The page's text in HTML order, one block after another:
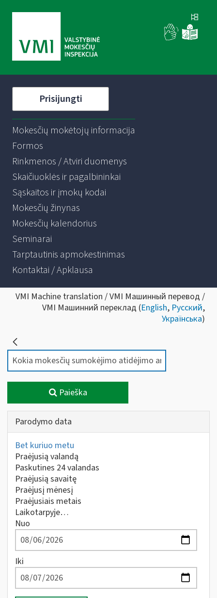
Prisijungti
Mokesčių mokėtojų informacija
Formos
Rinkmenos / Atviri duomenys
Skaičiuoklės ir pagalbininkai
Sąskaitos ir įmokų kodai
Mokesčių žinynas
Mokesčių kalendorius
Seminarai
Tarptautinis apmokestinimas
Kontaktai / Apklausa
VMI Machine translation / VMI Машинный перевод /
VMI Машинний переклад (English, Русский,
Українська)
Paieška
Parodymo data
Bet kuriuo metu
Praėjusią valandą
Paskutines 24 valandas
Praėjusią savaitę
Praėjusį mėnesį
Praėjusiais metais
Laikotarpyje…
Nuo
Iki